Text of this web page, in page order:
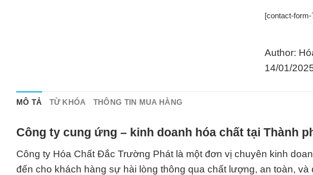
[contact-form-
Author:
14/01/
MÔ TẢ TỪ KHÓA THÔNG TIN MUA HÀNG
Công ty cung ứng – kinh doanh hóa chất tại Thành
Công ty Hóa Chất Đắc Trường Phát là một đơn vị chuyên kinh
đến cho khách hàng sự hài lòng thông qua chất lượng, an toàn, và